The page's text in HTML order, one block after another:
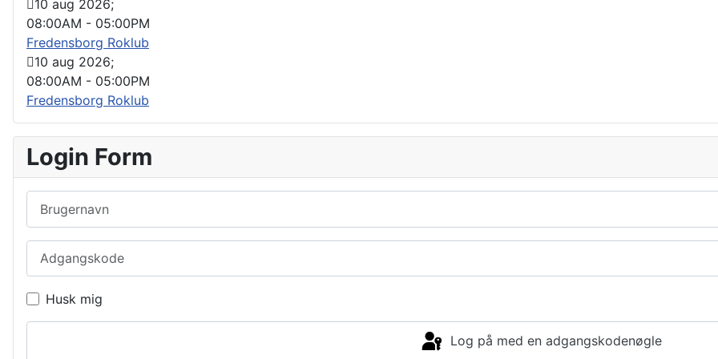
10 aug 2026;
08:00AM - 05:00PM
Fredensborg Roklub
10 aug 2026;
08:00AM - 05:00PM
Fredensborg Roklub
Login Form
Husk mig
Log på med en adgangskodenøgle